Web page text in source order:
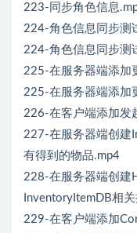
223-同步角色信息
224-角色信息同步测
224-角色信息同步测
225-在服务器端添加
225-在服务器端添加
226-在客户端添加发
227-在服务器端创建
有得到的物品.mp4
228-在服务器端创建
InventoryItemDB相
229-在客户端添加